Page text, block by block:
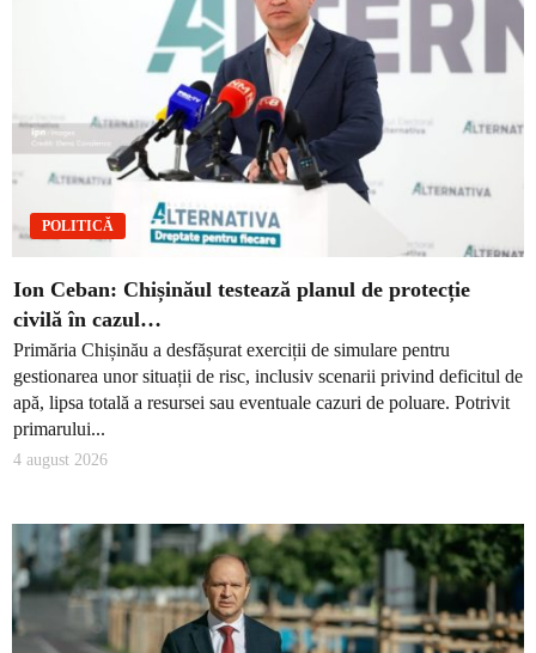
POLITICĂ
Ion Ceban: Chișinăul testează planul de protecție
civilă în cazul…
Primăria Chișinău a desfășurat exerciții de simulare pentru
gestionarea unor situații de risc, inclusiv scenarii privind deficitul de
apă, lipsa totală a resursei sau eventuale cazuri de poluare. Potrivit
primarului...
4 august 2026